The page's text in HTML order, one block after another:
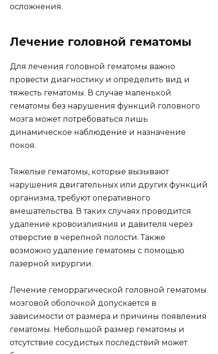
осложнения.
Лечение головной гематомы
Для лечения головной гематомы важно
провести диагностику и определить вид и
тяжесть гематомы. В случае маленькой
гематомы без нарушения функций головного
мозга может потребоваться лишь
динамическое наблюдение и назначение
покоя.
Тяжелые гематомы, которые вызывают
нарушения двигательных или других функций
организма, требуют оперативного
вмешательства. В таких случаях проводится
удаление кровоизлияния и давителя через
отверстие в черепной полости. Также
возможно удаление гематомы с помощью
лазерной хирургии.
Лечение геморрагической головной гематомы
мозговой оболочкой допускается в
зависимости от размера и причины появления
гематомы. Небольшой размер гематомы и
отсутствие сосудистых последствий может